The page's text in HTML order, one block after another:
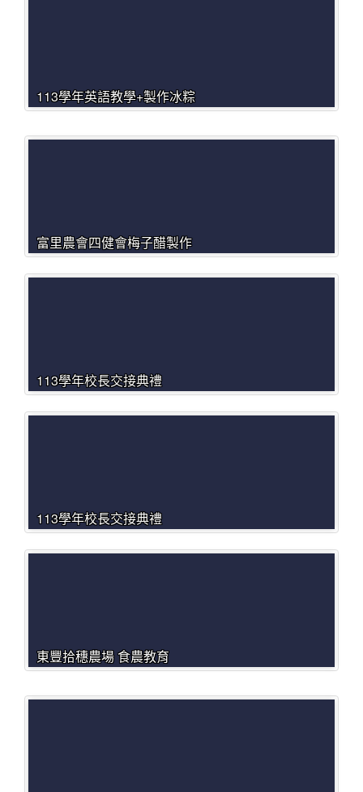
113學年英語教學+製作冰粽
富里農會四健會梅子醋製作
113學年校長交接典禮
113學年校長交接典禮
東豐拾穗農場 食農教育